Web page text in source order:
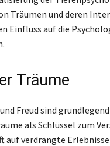
Träumen und deren
auf die
Träume
Freud sind
als Schlüssel zum
auf verdrängte